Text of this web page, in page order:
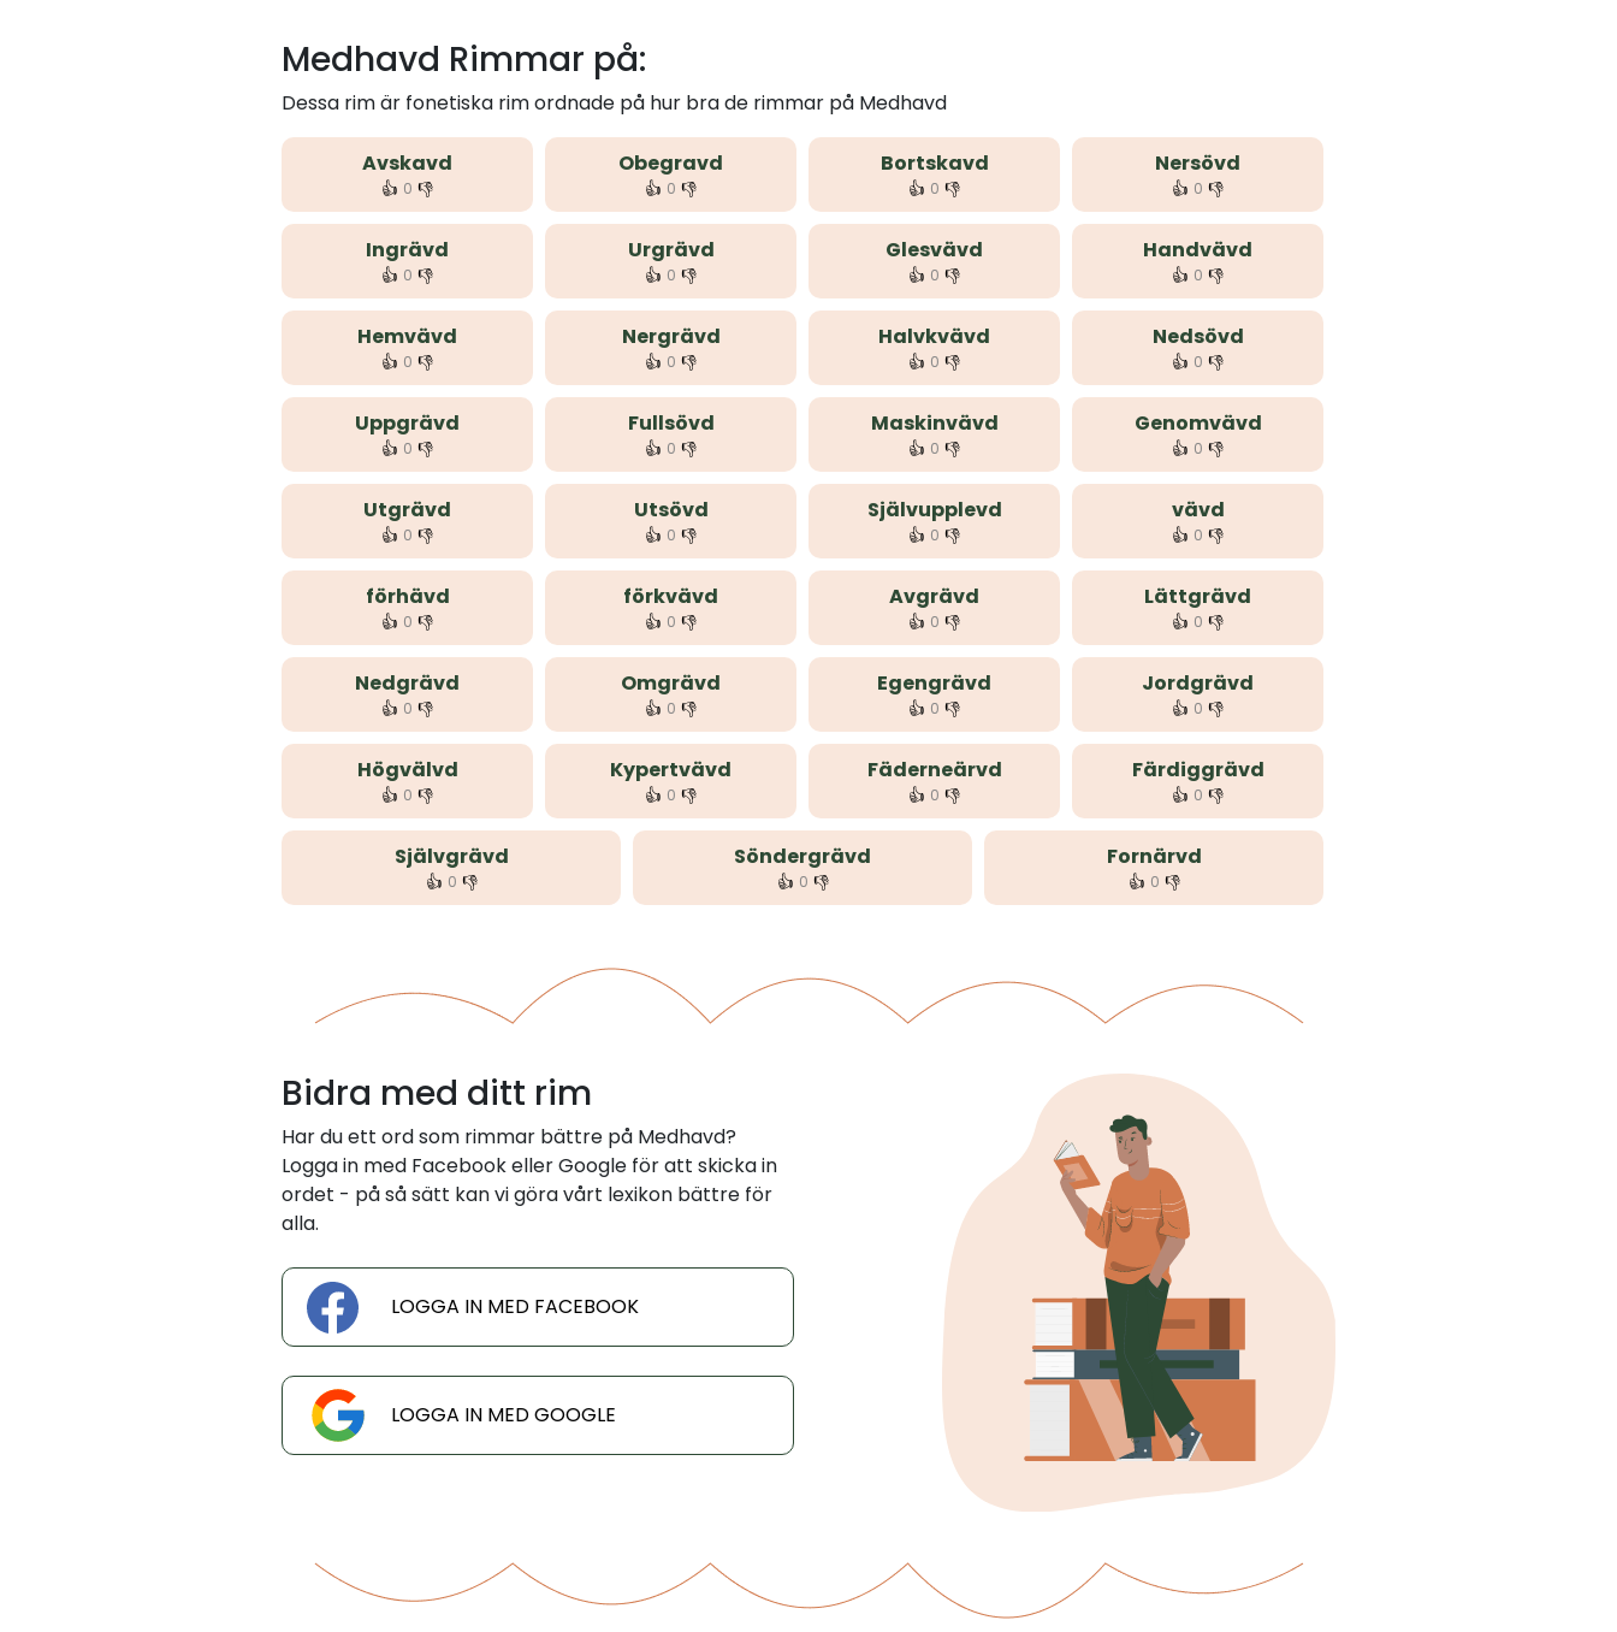
Medhavd Rimmar på:
Dessa rim är fonetiska rim ordnade på hur bra de rimmar på Medhavd
Avskavd
👍 0 👎
Obegravd
👍 0 👎
Bortskavd
👍 0 👎
Nersövd
👍 0 👎
Ingrävd
👍 0 👎
Urgrävd
👍 0 👎
Glesvävd
👍 0 👎
Handvävd
👍 0 👎
Hemvävd
👍 0 👎
Nergrävd
👍 0 👎
Halvkvävd
👍 0 👎
Nedsövd
👍 0 👎
Uppgrävd
👍 0 👎
Fullsövd
👍 0 👎
Maskinvävd
👍 0 👎
Genomvävd
👍 0 👎
Utgrävd
👍 0 👎
Utsövd
👍 0 👎
Självupplevd
👍 0 👎
vävd
👍 0 👎
förhävd
👍 0 👎
förkvävd
👍 0 👎
Avgrävd
👍 0 👎
Lättgrävd
👍 0 👎
Nedgrävd
👍 0 👎
Omgrävd
👍 0 👎
Egengrävd
👍 0 👎
Jordgrävd
👍 0 👎
Högvälvd
👍 0 👎
Kypertvävd
👍 0 👎
Fäderneärvd
👍 0 👎
Färdiggrävd
👍 0 👎
Självgrävd
👍 0 👎
Söndergrävd
👍 0 👎
Fornärvd
👍 0 👎
Bidra med ditt rim
Har du ett ord som rimmar bättre på Medhavd?
Logga in med Facebook eller Google för att skicka in
ordet - på så sätt kan vi göra vårt lexikon bättre för
alla.
LOGGA IN MED FACEBOOK
LOGGA IN MED GOOGLE